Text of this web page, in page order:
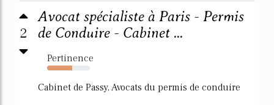
2
Avocat spécialiste à Paris - Permis
de Conduire - Cabinet ...
Pertinence
59%
Cabinet de Passy, Avocats du permis de conduire